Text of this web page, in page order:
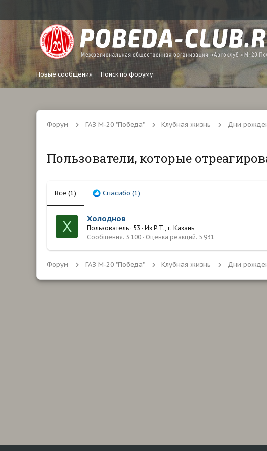
Новые сообщения Поиск по форуму
Форум ГАЗ М-20 "Победа" Клубная жизнь Дни
Пользователи, которые
Все (1) Спасибо (1)
Х Холоднов
Пользователь · 53 · Из Р.Т., г. Казань
Сообщения 3 100 Оценка реакций 5 931
Форум ГАЗ М-20 "Победа" Клубная жизнь Дни